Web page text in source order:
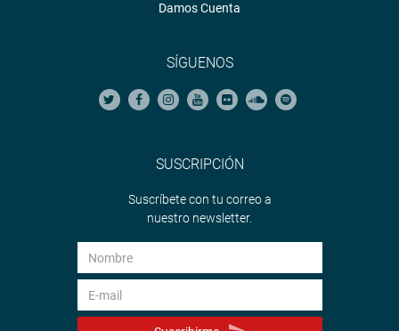
Damos Cuenta
SÍGUENOS
SUSCRIPCIÓN
Suscríbete con tu correo a
nuestro newsletter.